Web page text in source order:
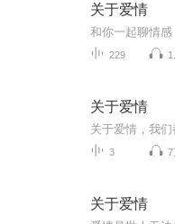
关于爱情
和你一起聊情感
229
关于爱情
3 7
关于爱情